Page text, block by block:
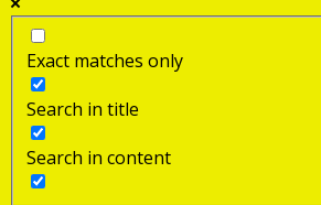
Exact matches only
Search in title
Search in content